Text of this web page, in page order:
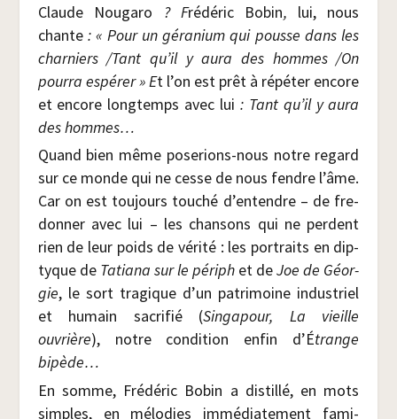
Claude Nou­ga­ro
? Frédé­ric Bobin, lui, nous
chante: « Pour un géra­nium qui pousse dans les
char­niers /​Tant qu’il y aura des hommes /​On
pour­ra espé­rer » Et l’on est prêt à répé­ter encore
et encore long­temps avec lui : Tant qu’il y aura
des hommes…
Quand bien même pose­rions-nous notre regard
sur ce monde qui ne cesse de nous fendre l’âme.
Car on est tou­jours tou­ché d’entendre – de fre­
don­ner avec lui – les chan­sons qui ne perdent
rien de leur poids de véri­té : les por­traits en dip­
tyque de Tatia­na sur le périph et deJoe de Géor­
gie, le sort tra­gique d’un patri­moine indus­triel
et humain sacri­fié (Sin­ga­pour, La vieille
ouvrière), notre condi­tion enfin d’Étrange
bipède…
En somme, Fré­dé­ric Bobin a dis­til­lé, en mots
simples, en mélo­dies immé­dia­te­ment fami­